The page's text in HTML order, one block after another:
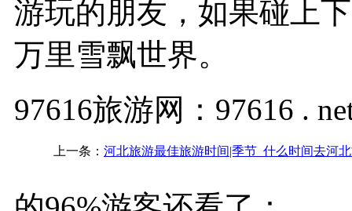
游玩的朋友，如果碰上
万里雪飘世界。
97616旅游网：97616 .
上一条： 河北旅游最佳旅游时间|季节_什么时间去河